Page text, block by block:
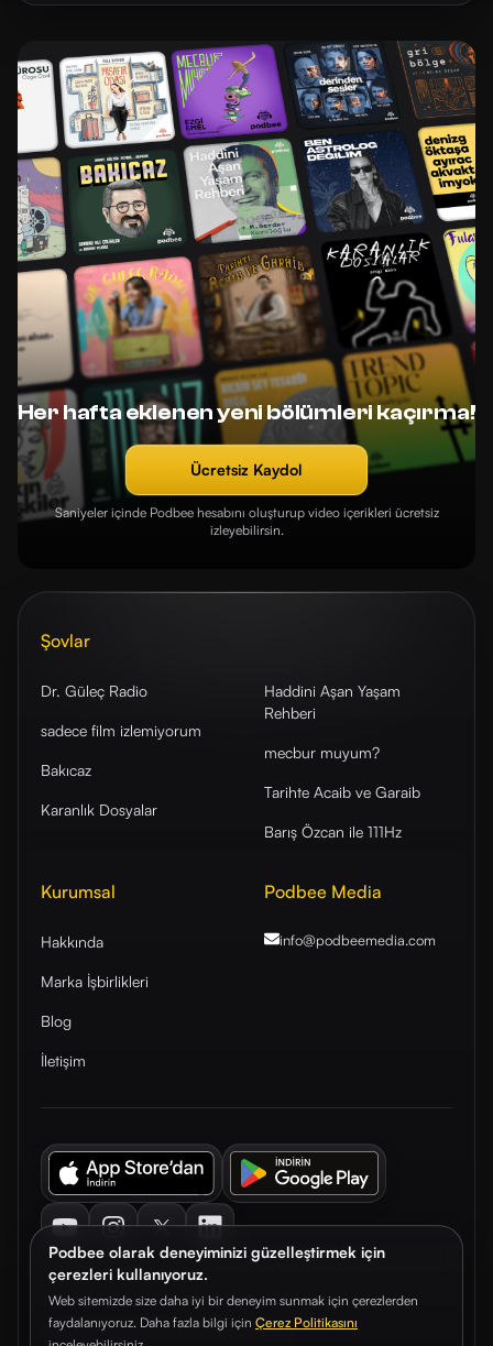
Podbee olarak deneyiminizi güzelleştirmek için
çerezleri kullanıyoruz.
Web sitemizde size daha iyi bir deneyim sunmak için çerezlerden
faydalanıyoruz. Daha fazla bilgi için Çerez Politikasını
Her hafta eklenen yeni bölümleri kaçırma!
Ücretsiz Kaydol
Saniyeler içinde Podbee hesabını oluşturup video içerikleri ücretsiz
izleyebilirsin.
Şovlar
Dr. Güleç Radio
sadece film izlemiyorum
Bakıcaz
Karanlık Dosyalar
Haddini Aşan Yaşam
Rehberi
mecbur muyum?
Tarihte Acaib ve Garaib
Barış Özcan ile 111Hz
Kurumsal
Hakkında
Marka İşbirlikleri
Blog
İletişim
Podbee Media
info@podbeemedia.com
© 2026. Podbee Media. Tüm hakları saklıdır.